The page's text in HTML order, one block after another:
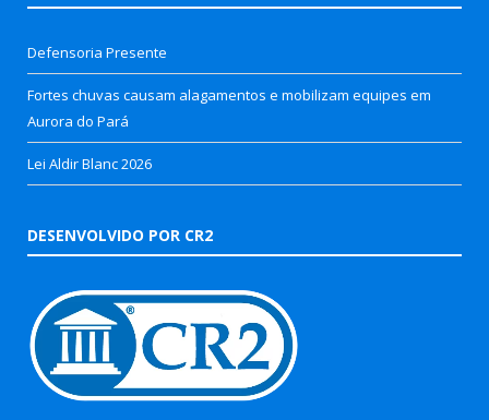
Defensoria Presente
Fortes chuvas causam alagamentos e mobilizam equipes em
Aurora do Pará
Lei Aldir Blanc 2026
DESENVOLVIDO POR CR2